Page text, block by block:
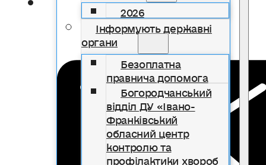
2026
Інформують державні
органи
Безоплатна
правнича допомога
Богородчанський
відділ ДУ «Івано-
Франківський
обласний центр
контролю та
профілактики хвороб